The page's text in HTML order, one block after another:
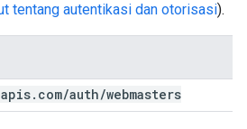
tentang autentikasi dan otorisasi).
. com/auth/webmasters